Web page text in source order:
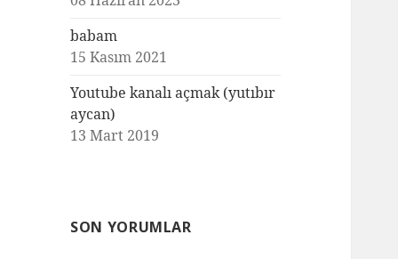
babam
15 Kasım 2021
Youtube kanalı açmak (yutıbır
aycan)
13 Mart 2019
SON YORUMLAR